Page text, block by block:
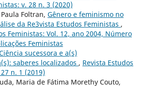
v. 28 n. 3 (2020)
Foltran, Gênero e feminismo no
da Re3vista Estudos Feministas ,
Feministas: Vol. 12, ano 2004, Número
Feministas
sucessora e a(s)
saberes localizados , Revista Estudos
n. 1 (2019)
Maria de Fátima Morethy Couto,